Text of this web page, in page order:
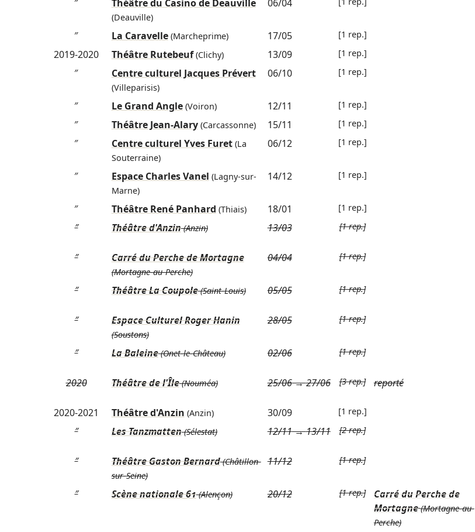
″ Théâtre du Casino de Deauville
(Deauville)
06/04
″ La Caravelle(Marcheprime) 17/05 [1 rep.]
2019-2020 Théâtre Rutebeuf(Clichy) 13/09 [1 rep.]
″ Centre culturel Jacques Prévert
(Villeparisis)
06/10 [1 rep.]
″ Le Grand Angle(Voiron) 12/11 [1 rep.]
″ Théâtre Jean-Alary(Carcassonne) 15/11 [1 rep.]
″ Centre culturel Yves Furet(La
Souterraine)
06/12 [1 rep.]
″ Espace Charles Vanel (Lagny-sur-
Marne)
14/12 [1 rep.]
″ Théâtre René Panhard (Thiais) 18/01 [1 rep.]
″ Théâtre d'Anzin(Anzin) 13/03 [1 rep.]
″ Carré du Perche de Mortagne
(Mortagne-au-Perche)
04/04 [1 rep.]
″ Théâtre La Coupole(Saint-Louis) 05/05 [1 rep.]
″ Espace Culturel Roger Hanin
(Soustons)
28/05 [1 rep.]
″ La Baleine(Onet-le-Château) 02/06 [1 rep.]
2020 Théâtre de l'Île(Nouméa) 25/06→27/06 [3 rep.] reporté
2020-2021 Théâtre d'Anzin (Anzin) 30/09 [1 rep.]
″ Les Tanzmatten(Sélestat) 12/11→13/11 [2 rep.]
″ Théâtre Gaston Bernard(Châtillon-
sur-Seine)
11/12 [1 rep.]
″ Scène nationale 61(Alençon) 20/12 [1 rep.]
Carré du Perche de
Mortagne (Mortagne-au-
Perche)